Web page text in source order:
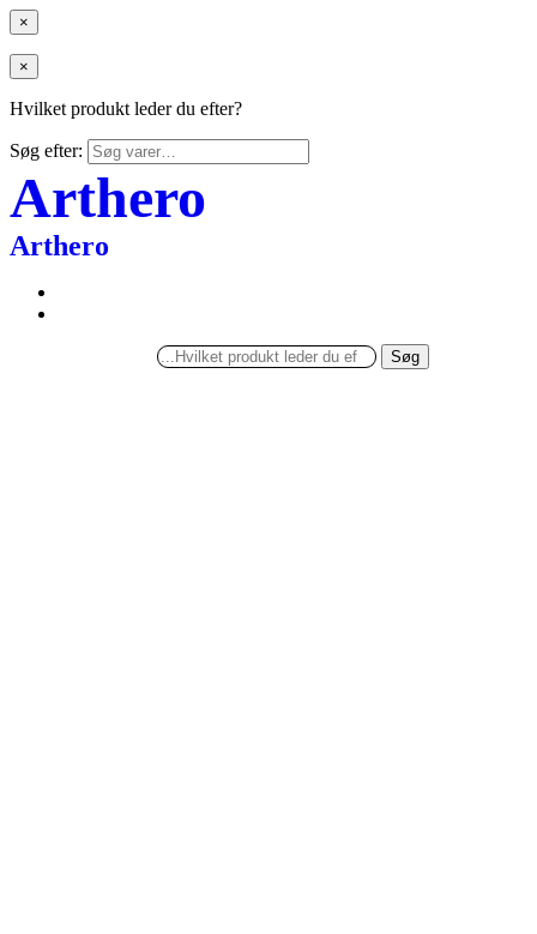
×
×
Hvilket produkt leder du efter?
Søg efter:
Arthero
Arthero
Søg